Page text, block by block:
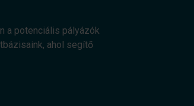
a potenciális pályázók
ahol segítő